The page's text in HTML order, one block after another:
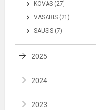
KOVAS (27)
VASARIS (21)
SAUSIS (7)
2025
2024
2023